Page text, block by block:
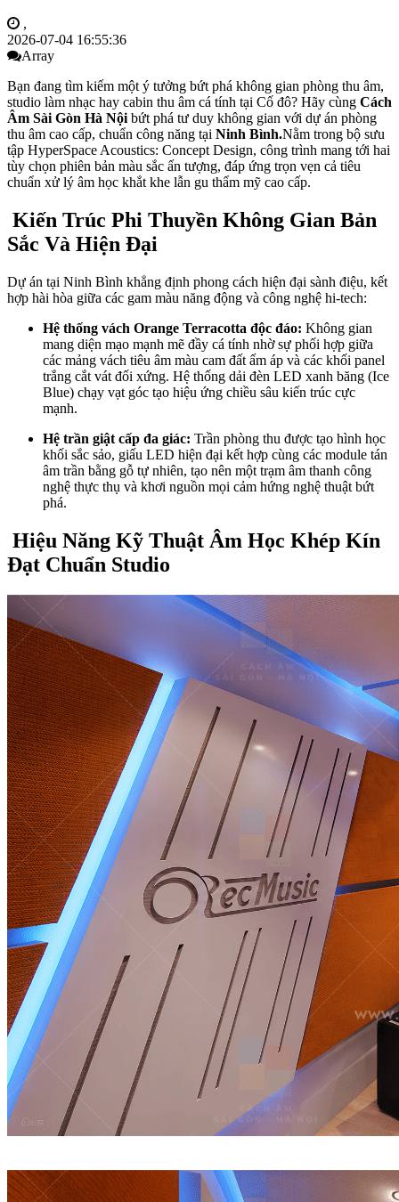
,
2026-07-04 16:55:36
Array
Bạn đang tìm kiếm một ý tưởng bứt phá không gian phòng thu âm,
studio làm nhạc hay cabin thu âm cá tính tại Cố đô? Hãy cùng Cách
Âm Sài Gòn Hà Nội bứt phá tư duy không gian với dự án phòng
thu âm cao cấp, chuẩn công năng tại Ninh Bình.Nằm trong bộ sưu
tập HyperSpace Acoustics: Concept Design, công trình mang tới hai
tùy chọn phiên bản màu sắc ấn tượng, đáp ứng trọn vẹn cả tiêu
chuẩn xử lý âm học khắt khe lẫn gu thẩm mỹ cao cấp.
Kiến Trúc Phi Thuyền Không Gian Bản
Sắc Và Hiện Đại
Dự án tại Ninh Bình khẳng định phong cách hiện đại sành điệu, kết
hợp hài hòa giữa các gam màu năng động và công nghệ hi-tech:
Hệ thống vách Orange Terracotta độc đáo: Không gian
mang diện mạo mạnh mẽ đầy cá tính nhờ sự phối hợp giữa
các mảng vách tiêu âm màu cam đất ấm áp và các khối panel
trắng cắt vát đối xứng. Hệ thống dải đèn LED xanh băng (Ice
Blue) chạy vạt góc tạo hiệu ứng chiều sâu kiến trúc cực
mạnh.
Hệ trần giật cấp đa giác: Trần phòng thu được tạo hình học
khối sắc sảo, giấu LED hiện đại kết hợp cùng các module tán
âm trần bằng gỗ tự nhiên, tạo nên một trạm âm thanh công
nghệ thực thụ và khơi nguồn mọi cảm hứng nghệ thuật bứt
phá.
Hiệu Năng Kỹ Thuật Âm Học Khép Kín
Đạt Chuẩn Studio